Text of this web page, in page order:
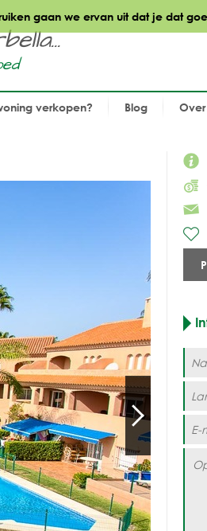
gaan we ervan uit dat je dat
verkopen? Blog